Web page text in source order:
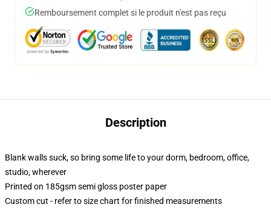
Remboursement complet si le produit n'est pas reçu
Description
Blank walls suck, so bring some life to your dorm, bedroom, office,
studio, wherever
Printed on 185gsm semi gloss poster paper
Custom cut - refer to size chart for finished measurements